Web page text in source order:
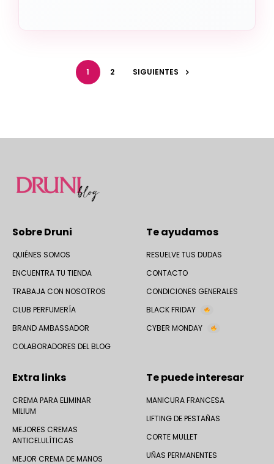
1 2 SIGUIENTES
Sobre Druni
QUIÉNES SOMOS
ENCUENTRA TU TIENDA
TRABAJA CON NOSOTROS
CLUB PERFUMERÍA
BRAND AMBASSADOR
COLABORADORES DEL BLOG
Te ayudamos
RESUELVE TUS DUDAS
CONTACTO
CONDICIONES GENERALES
BLACK FRIDAY
CYBER MONDAY
Extra links
CREMA PARA ELIMINAR
MILIUM
MEJORES CREMAS
ANTICELULÍTICAS
MEJOR CREMA DE MANOS
Te puede interesar
MANICURA FRANCESA
LIFTING DE PESTAÑAS
CORTE MULLET
UÑAS PERMANENTES